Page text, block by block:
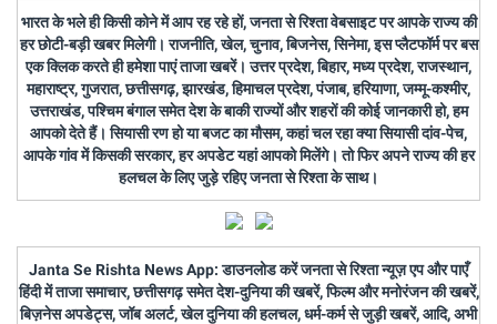
भारत के भले ही किसी कोने में आप रह रहे हों, जनता से रिश्ता वेबसाइट पर आपके राज्य की
हर छोटी-बड़ी खबर मिलेगी। राजनीति, खेल, चुनाव, बिजनेस, सिनेमा, इस प्लैटफॉर्म पर बस
एक क्लिक करते ही हमेशा पाएं ताजा खबरें। उत्तर प्रदेश, बिहार, मध्य प्रदेश, राजस्थान,
महाराष्ट्र, गुजरात, छत्तीसगढ़, झारखंड, हिमाचल प्रदेश, पंजाब, हरियाणा, जम्मू-कश्मीर,
उत्तराखंड, पश्चिम बंगाल समेत देश के बाकी राज्यों और शहरों की कोई जानकारी हो, हम
आपको देते हैं। सियासी रण हो या बजट का मौसम, कहां चल रहा क्या सियासी दांव-पेच,
आपके गांव में किसकी सरकार, हर अपडेट यहां आपको मिलेंगे। तो फिर अपने राज्य की हर
हलचल के लिए जुड़े रहिए जनता से रिश्ता के साथ।
Janta Se Rishta News App: डाउनलोड करें जनता से रिश्ता न्यूज़ एप और पाएँ
हिंदी में ताजा समाचार, छत्तीसगढ़ समेत देश-दुनिया की खबरें, फिल्म और मनोरंजन की खबरें,
बिज़नेस अपडेट्स, जॉब अलर्ट, खेल दुनिया की हलचल, धर्म-कर्म से जुड़ी खबरें, आदि, अभी